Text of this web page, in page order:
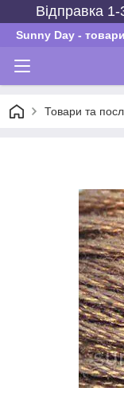
Відправка
Sunny Day -
Товари та